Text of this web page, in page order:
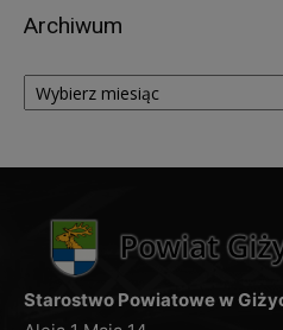
Archiwum
Archiwum
Starostwo Powiatowe w
których
sprostowania
w przypadku, gdy
żądania usunięcia
przetwarza dane
przepisów prawa,
zakończeniu okresu
ograniczenia